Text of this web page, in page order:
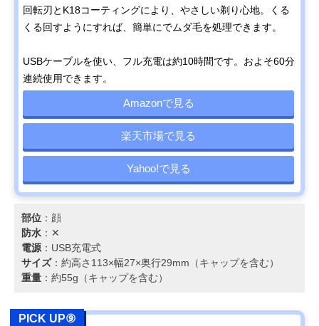
回転刃とK18コーティングにより、やさしい剃り心地。くる
くる回すようにすれば、簡単にでムダ毛を処理できます。
USBケーブルを使い、フル充電は約10時間です。およそ60分
連続使用できます。
Amazonで見る
楽天市場で見る
Yahoo!で見る
部位 ：顔
防水 ：✕
電源：USB充電式
サイズ：約高さ113×幅27×奥行29mm（キャップを含む）
重量 ：約55g（キャップを含む）
PICK UP⑨